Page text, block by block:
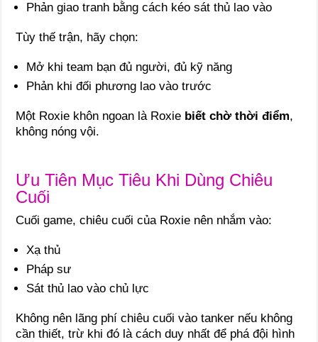
Phản giao tranh bằng cách kéo sát thủ lao vào
Tùy thế trận, hãy chọn:
Mở khi team bạn đủ người, đủ kỹ năng
Phản khi đối phương lao vào trước
Một Roxie khôn ngoan là Roxie biết chờ thời điểm,
không nóng vội.
Ưu Tiên Mục Tiêu Khi Dùng Chiêu
Cuối
Cuối game, chiêu cuối của Roxie nên nhắm vào:
Xạ thủ
Pháp sư
Sát thủ lao vào chủ lực
Không nên lãng phí chiêu cuối vào tanker nếu không
cần thiết, trừ khi đó là cách duy nhất để phá đội hình